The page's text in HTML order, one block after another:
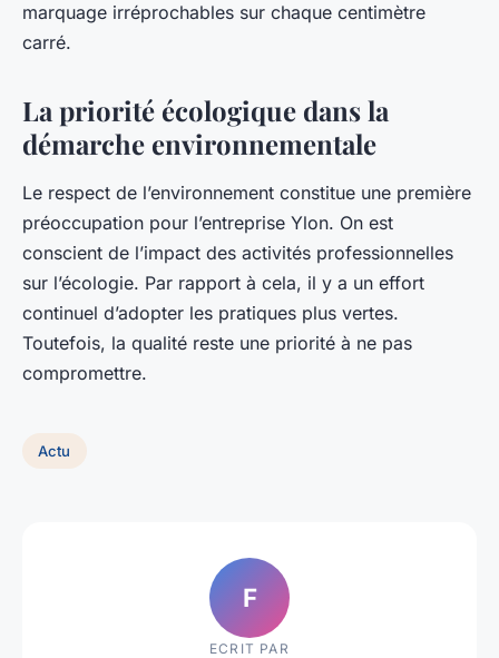
marquage irréprochables sur chaque centimètre
carré.
La priorité écologique dans la
démarche environnementale
Le respect de l’environnement constitue une première
préoccupation pour l’entreprise Ylon. On est
conscient de l’impact des activités professionnelles
sur l’écologie. Par rapport à cela, il y a un effort
continuel d’adopter les pratiques plus vertes.
Toutefois, la qualité reste une priorité à ne pas
compromettre.
Actu
F
ECRIT PAR